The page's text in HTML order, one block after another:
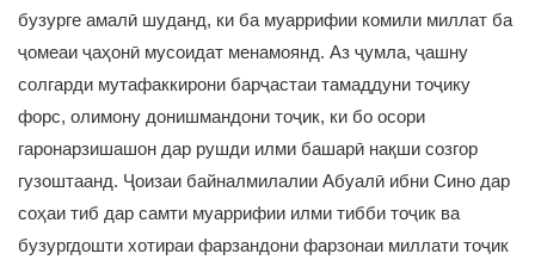
бузурге амалӣ шуданд, ки ба муаррифии комили миллат ба
ҷомеаи ҷаҳонӣ мусоидат менамоянд. Аз ҷумла, ҷашну
солгарди мутафаккирони барҷастаи тамаддуни тоҷику
форс, олимону донишмандони тоҷик, ки бо осори
гаронарзишашон дар рушди илми башарӣ нақши созгор
гузоштаанд. Ҷоизаи байналмилалии Абуалӣ ибни Сино дар
соҳаи тиб дар самти муаррифии илми тибби тоҷик ва
бузургдошти хотираи фарзандони фарзонаи миллати тоҷик